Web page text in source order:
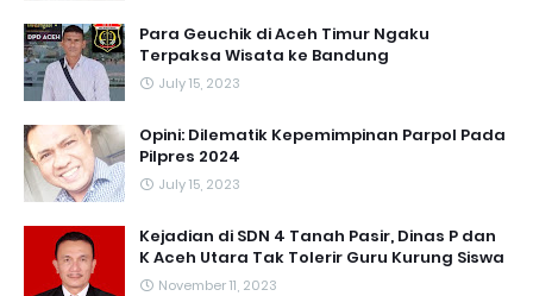
Para Geuchik di Aceh Timur Ngaku
Terpaksa Wisata ke Bandung
July 15, 2023
Opini: Dilematik Kepemimpinan Parpol Pada
Pilpres 2024
July 15, 2023
Kejadian di SDN 4 Tanah Pasir, Dinas P dan
K Aceh Utara Tak Tolerir Guru Kurung Siswa
November 11, 2023